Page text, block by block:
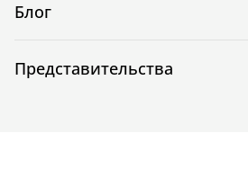
Блог
Представительства